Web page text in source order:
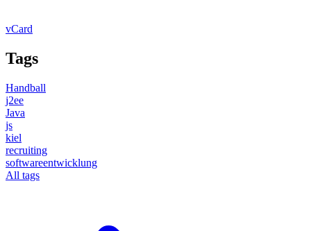
vCard
Tags
Handball
j2ee
Java
js
kiel
recruiting
softwareentwicklung
All tags